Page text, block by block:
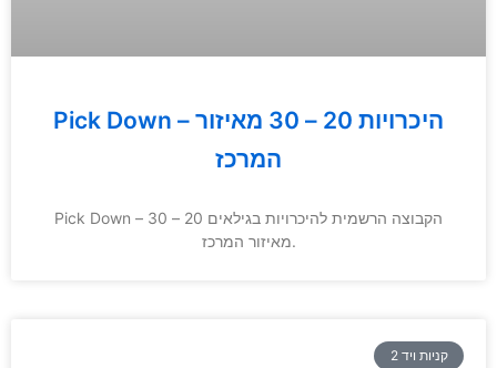
Pick Down – היכרויות 20 – 30 מאיזור
המרכז
Pick Down – הקבוצה הרשמית להיכרויות בגילאים 20 – 30
מאיזור המרכז.
קניות ויד 2